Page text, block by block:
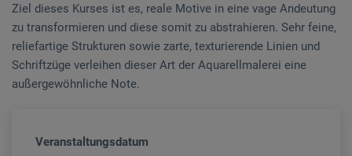
Ziel dieses Kurses ist es, reale Motive in eine vage Andeutung
zu transformieren und diese somit zu abstrahieren. Sehr feine,
reliefartige Strukturen sowie zarte, texturierende Linien und
Schriftzüge verleihen dieser Art der Aquarellmalerei eine
außergewöhnliche Note.
Veranstaltungsdatum